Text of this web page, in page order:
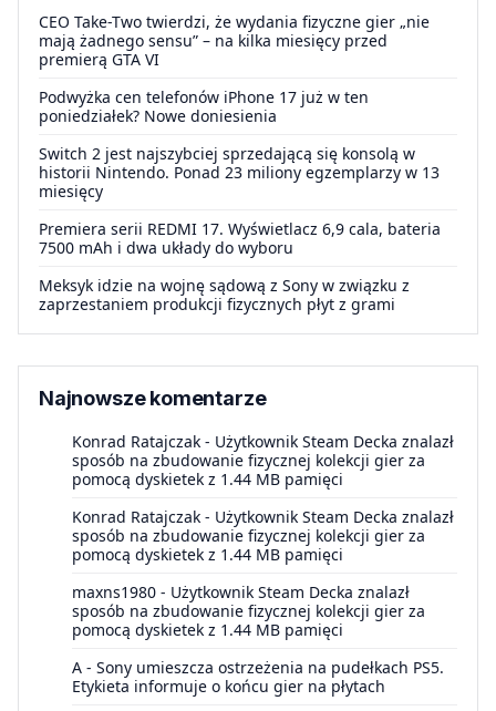
CEO Take-Two twierdzi, że wydania fizyczne gier „nie
mają żadnego sensu” – na kilka miesięcy przed
premierą GTA VI
Podwyżka cen telefonów iPhone 17 już w ten
poniedziałek? Nowe doniesienia
Switch 2 jest najszybciej sprzedającą się konsolą w
historii Nintendo. Ponad 23 miliony egzemplarzy w 13
miesięcy
Premiera serii REDMI 17. Wyświetlacz 6,9 cala, bateria
7500 mAh i dwa układy do wyboru
Meksyk idzie na wojnę sądową z Sony w związku z
zaprzestaniem produkcji fizycznych płyt z grami
Najnowsze komentarze
Konrad Ratajczak - Użytkownik Steam Decka znalazł
sposób na zbudowanie fizycznej kolekcji gier za
pomocą dyskietek z 1.44 MB pamięci
Konrad Ratajczak - Użytkownik Steam Decka znalazł
sposób na zbudowanie fizycznej kolekcji gier za
pomocą dyskietek z 1.44 MB pamięci
maxns1980 - Użytkownik Steam Decka znalazł
sposób na zbudowanie fizycznej kolekcji gier za
pomocą dyskietek z 1.44 MB pamięci
A - Sony umieszcza ostrzeżenia na pudełkach PS5.
Etykieta informuje o końcu gier na płytach